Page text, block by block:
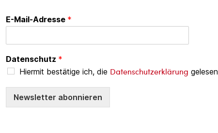
E-Mail-Adresse *
Datenschutz *
Hiermit bestätige ich, die Datenschutzerklärung
Newsletter abonnieren